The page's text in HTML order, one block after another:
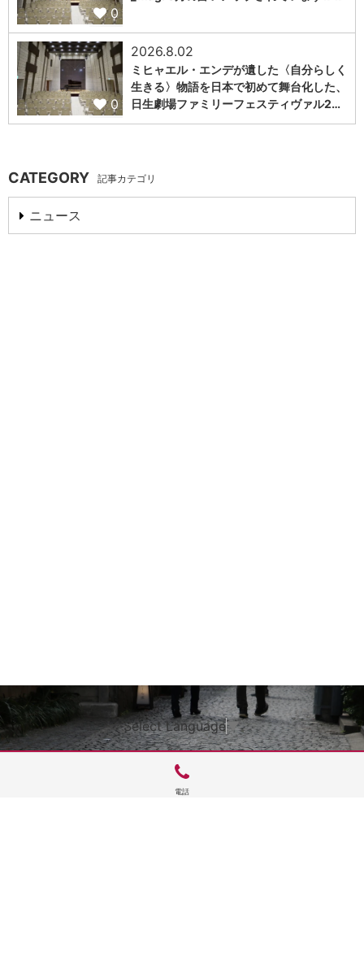
0
0
2026.8.02
ミヒャエル・エンデが遺した〈自分らしく
生きる〉物語を日本で初めて舞台化した、
日生劇場ファミリーフェスティヴァル2…
CATEGORY 記事カテゴリ
ニュース
Select Language▼
電話